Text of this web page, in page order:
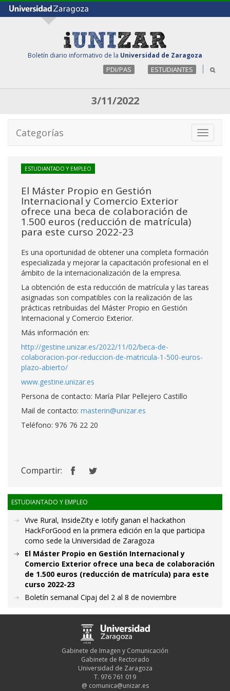
Boletín diario informativo de la Universidad de Zaragoza
PDI/PAS ESTUDIANTES
3/11/2022
Toggle
Categorías
ESTUDIANTADO Y EMPLEO
El Máster Propio en Gestión
Internacional y Comercio Exterior
ofrece una beca de colaboración de
1.500 euros (reducción de matrícula)
para este curso 2022-23
Es una oportunidad de obtener una completa formación
especializada y mejorar la capacitación profesional en el
ámbito de la internacionalización de la empresa.
La obtención de esta reducción de matrícula y las tareas
asignadas son compatibles con la realización de las
prácticas retribuidas del Máster Propio en Gestión
Internacional y Comercio Exterior.
Más información en:
http://gestine.unizar.es/2022/11/02/beca-de-
colaboracion-por-reduccion-de-matricula-1-500-euros-
plazo-abierto/
www.gestine.unizar.es
Persona de contacto: María Pilar Pellejero Castillo
Mail de contacto: masterin@unizar.es
Teléfono: 976 76 22 20
Compartir:
ESTUDIANTADO Y EMPLEO
Vive Rural, InsideZity e Iotify ganan el hackathon
HackForGood en la primera edición en la que participa
como sede la Universidad de Zaragoza
El Máster Propio en Gestión Internacional y
Comercio Exterior ofrece una beca de colaboración
de 1.500 euros (reducción de matrícula) para este
curso 2022-23
Boletín semanal Cipaj del 2 al 8 de noviembre
Gabinete de Imagen y Comunicación
Gabinete de Rectorado
Universidad de Zaragoza
T. 976 761 019
@ comunica@unizar.es